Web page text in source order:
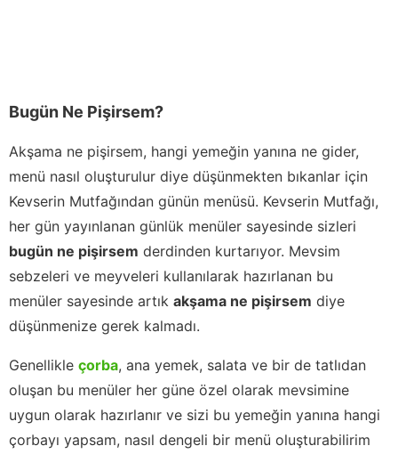
Bugün Ne Pişirsem?
Akşama ne pişirsem, hangi yemeğin yanına ne gider,
menü nasıl oluşturulur diye düşünmekten bıkanlar için
Kevserin Mutfağından günün menüsü. Kevserin Mutfağı,
her gün yayınlanan günlük menüler sayesinde sizleri
bugün ne pişirsem derdinden kurtarıyor. Mevsim
sebzeleri ve meyveleri kullanılarak hazırlanan bu
menüler sayesinde artık akşama ne pişirsem diye
düşünmenize gerek kalmadı.
Genellikle çorba, ana yemek, salata ve bir de tatlıdan
oluşan bu menüler her güne özel olarak mevsimine
uygun olarak hazırlanır ve sizi bu yemeğin yanına hangi
çorbayı yapsam, nasıl dengeli bir menü oluşturabilirim